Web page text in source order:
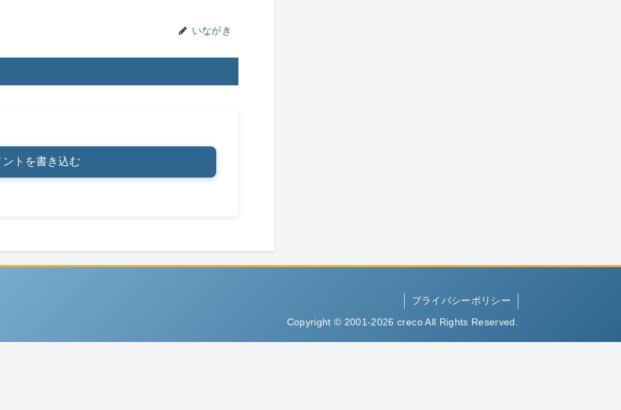
いながき
ントを書き込む
プライバシーポリシー
Copyright © 2001-2026 creco All Rights Reserved.